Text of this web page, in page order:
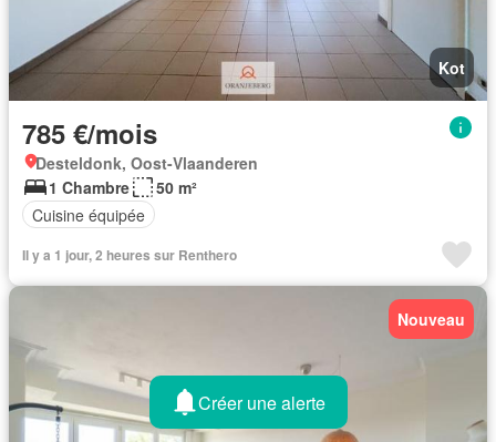
Kot
785 €/mois
Desteldonk, Oost-Vlaanderen
1 Chambre
50 m²
Cuisine équipée
Il y a 1 jour, 2 heures sur Renthero
Nouveau
Créer une alerte